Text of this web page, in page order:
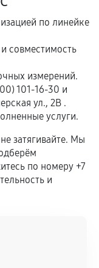
в
может
если
по
сервисным
по линейке
совместимость
измерений.
101-16-30 и
ул., 2В .
услуги.
затягивайте. Мы
по номеру +7
и